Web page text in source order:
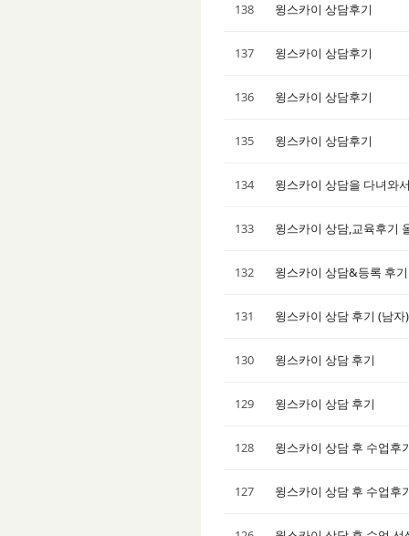
138 윙스카이 상담후기
137 윙스카이 상담후기
136 윙스카이 상담후기
135 윙스카이 상담후기
134 윙스카이 상담을 다녀와
133 윙스카이 상담,교육후기
132 윙스카이 상담&등록 후기
131 윙스카이 상담 후기 (남자)
130 윙스카이 상담 후기
129 윙스카이 상담 후기
128 윙스카이 상담 후 수업후
127 윙스카이 상담 후 수업후